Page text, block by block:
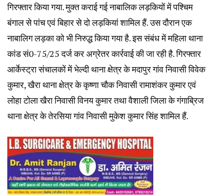
गिरफ्तार किया गया. मुक्त कराई गई नाबालिक लड़कियों में पश्चिम
बंगाल से पांच एवं बिहार से दो लड़कियां शामिल हैं. उस दौरान एक
नाबालिग लड़का को भी निरुद्ध किया गया है. इस संबंध में महिला थाना
कांड सं0-75/25 दर्ज कर अग्रेतर कार्रवाई की जा रही है. गिरफ्तार
आर्केस्ट्रा संचालकों में भेल्दी थाना क्षेत्र के मदापुर गांव निवासी विवेक
कुमार, खैरा थाना क्षेत्र के कृष्णा चौक निवासी रामाशंकर कुमार एवं
लोहा टोला खैरा निवासी विनय कुमार तथा वैशाली जिला के गंगाब्रिज
थाना क्षेत्र के तेरसिया गांव निवासी मुकेश कुमार सिंह शामिल हैं.